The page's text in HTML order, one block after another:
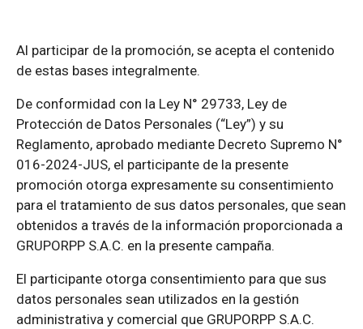
Al participar de la promoción, se acepta el contenido
de estas bases integralmente.
De conformidad con la Ley N° 29733, Ley de
Protección de Datos Personales (“Ley”) y su
Reglamento, aprobado mediante Decreto Supremo N°
016-2024-JUS, el participante de la presente
promoción otorga expresamente su consentimiento
para el tratamiento de sus datos personales, que sean
obtenidos a través de la información proporcionada a
GRUPORPP S.A.C. en la presente campaña.
El participante otorga consentimiento para que sus
datos personales sean utilizados en la gestión
administrativa y comercial que GRUPORPP S.A.C.